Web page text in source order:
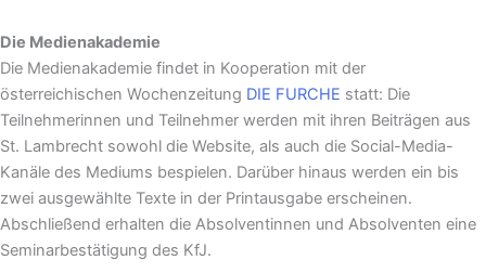
Die Medienakademie
Die Medienakademie findet in Kooperation mit der
österreichischen Wochenzeitung DIE FURCHE statt: Die
Teilnehmerinnen und Teilnehmer werden mit ihren Beiträgen aus
St. Lambrecht sowohl die Website, als auch die Social-Media-
Kanäle des Mediums bespielen. Darüber hinaus werden ein bis
zwei ausgewählte Texte in der Printausgabe erscheinen.
Abschließend erhalten die Absolventinnen und Absolventen eine
Seminarbestätigung des KfJ.